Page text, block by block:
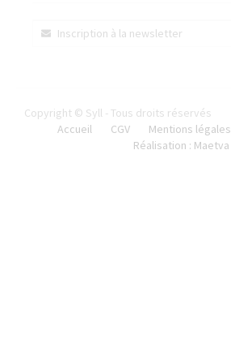
Copyright © Syll - Tous droits réservés
Accueil
CGV Mentions légales
Réalisation : Maetva